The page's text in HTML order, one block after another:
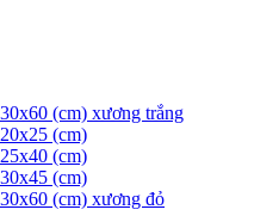
(cm) xương trắng
(cm)
(cm)
(cm)
(cm) xương đỏ